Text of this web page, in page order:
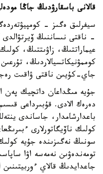
قالانى باسقارۋدىڭ جاڭا
- ناقتى نىساننىڭ
عيماراتتىڭ، زاۋىتتىڭ،
كوممۋنيكاتسيالاردىڭ،
جاي-كۇيىن ناقتى ۋاقىت
جۇيە مىڭداعان داتچيك پەن
دەرەك الادى. قۇبىرداعى
باعدارشامدار، جاساندى
كولىك ناۆيگاتورلارى
سونىڭ نەگىزىندە جۇيە
تومەندەۋىن نەمەسە اۋا
جاعدايدىڭ قالاي ءوربيتىنىن